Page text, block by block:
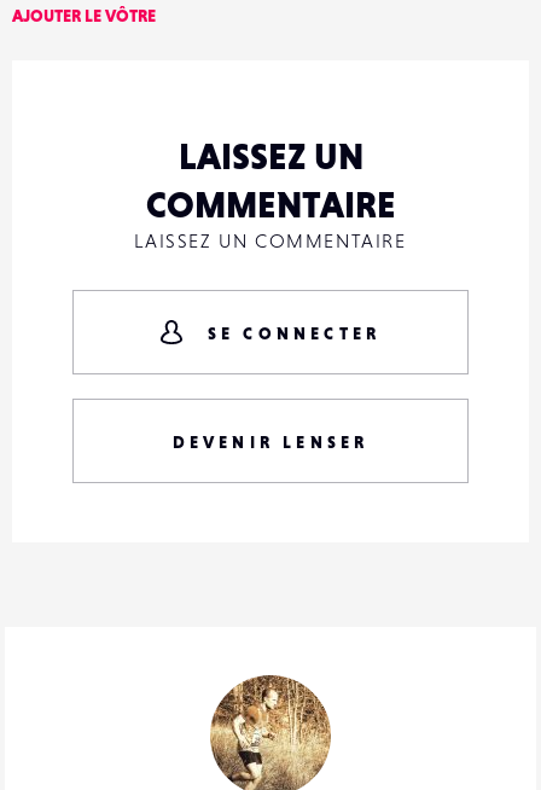
AJOUTER LE VÔTRE
LAISSEZ UN
COMMENTAIRE
LAISSEZ UN COMMENTAIRE
SE CONNECTER
DEVENIR LENSER